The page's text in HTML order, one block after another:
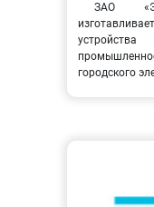
ЗАО
городского